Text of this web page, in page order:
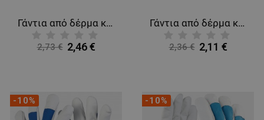
Γάντια από δέρμα και ύφασμα MOHAVE HV
2,73 € 2,46 €
Γάντια από δέρμα και ύφασμα NAVARRE
2,36 € 2,11 €
-10% -10%